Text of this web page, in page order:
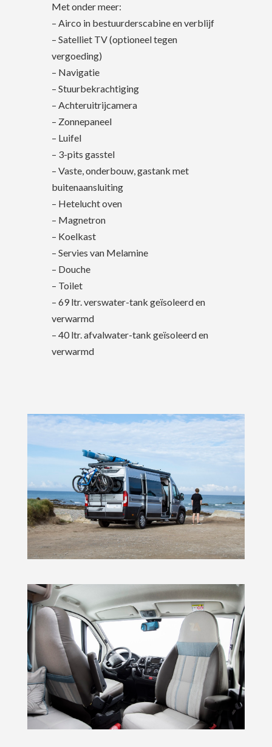
Met onder meer:
– Airco in bestuurderscabine en verblijf
– Satelliet TV (optioneel tegen
vergoeding)
– Navigatie
– Stuurbekrachtiging
– Achteruitrijcamera
– Zonnepaneel
– Luifel
– 3-pits gasstel
– Vaste, onderbouw, gastank met
buitenaansluiting
– Hetelucht oven
– Magnetron
– Koelkast
– Servies van Melamine
– Douche
– Toilet
– 69 ltr. verswater-tank geïsoleerd en
verwarmd
– 40 ltr. afvalwater-tank geïsoleerd en
verwarmd